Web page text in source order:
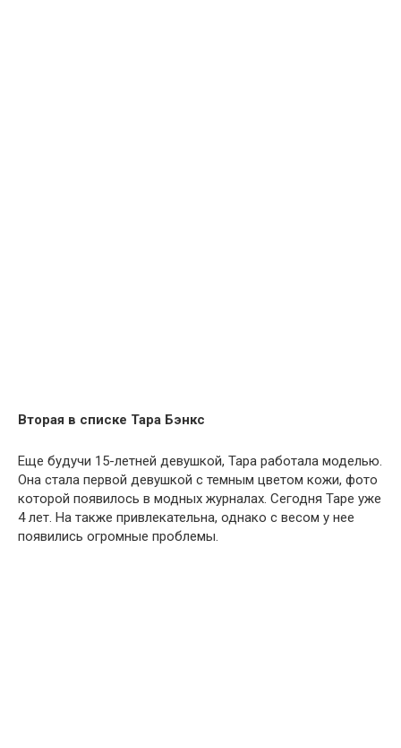
Вторая в списке Тара Бэнкс
Еще будучи 15-летней девушкой, Тара работала моделью.
Она стала первой девушкой с темным цветом кожи, фото
которой появилось в модных журналах. Сегодня Таре уже
4 лет. На также привлекательна, однако с весом у нее
появились огромные проблемы.